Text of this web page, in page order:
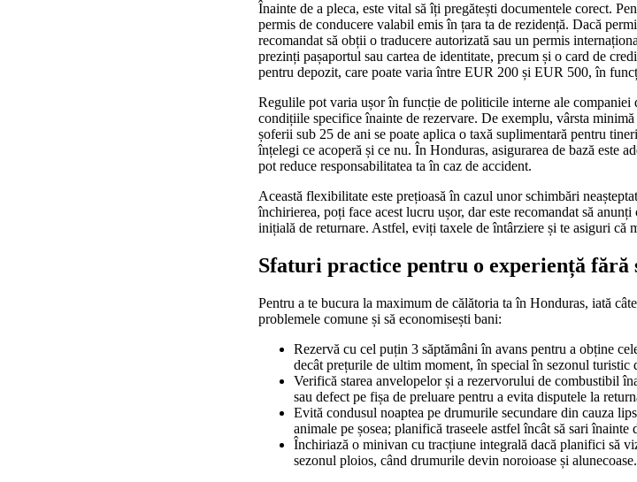
Înainte de a pleca, este vital să îți pregătești documentele corect.
permis de conducere valabil emis în țara ta de rezidență. Dacă
recomandat să obții o traducere autorizată sau un permis
prezinți pașaportul sau cartea de identitate, precum și o card de
pentru depozit, care poate varia între EUR 200 și EUR 500, în
Regulile pot varia ușor în funcție de politicile interne ale companiei
condițiile specifice înainte de rezervare. De exemplu, vârsta
șoferii sub 25 de ani se poate aplica o taxă suplimentară pentru
înțelegi ce acoperă și ce nu. În Honduras, asigurarea de bază este
pot reduce responsabilitatea ta în caz de accident.
Această flexibilitate este prețioasă în cazul unor schimbări
închirierea, poți face acest lucru ușor, dar este recomandat să
inițială de returnare. Astfel, eviți taxele de întârziere și te asiguri că
Sfaturi practice pentru o experiență fără
Pentru a te bucura la maximum de călătoria ta în Honduras, iată
problemele comune și să economisești bani:
Rezervă cu cel puțin 3 săptămâni în avans pentru a obține
decât prețurile de ultim moment, în special în sezonul turistic
Verifică starea anvelopelor și a rezervorului de combustibil
sau defect pe fișa de preluare pentru a evita disputele la
Evită condusul noaptea pe drumurile secundare din cauza
animale pe șosea; planifică traseele astfel încât să sari înainte
Închiriază o minivan cu tracțiune integrală dacă planifici să
sezonul ploios, când drumurile devin noroioase și alunecoase.